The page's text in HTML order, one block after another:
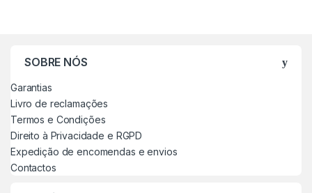
SOBRE NÓS
Garantias
Livro de reclamações
Termos e Condições
Direito à Privacidade e RGPD
Expedição de encomendas e envios
Contactos